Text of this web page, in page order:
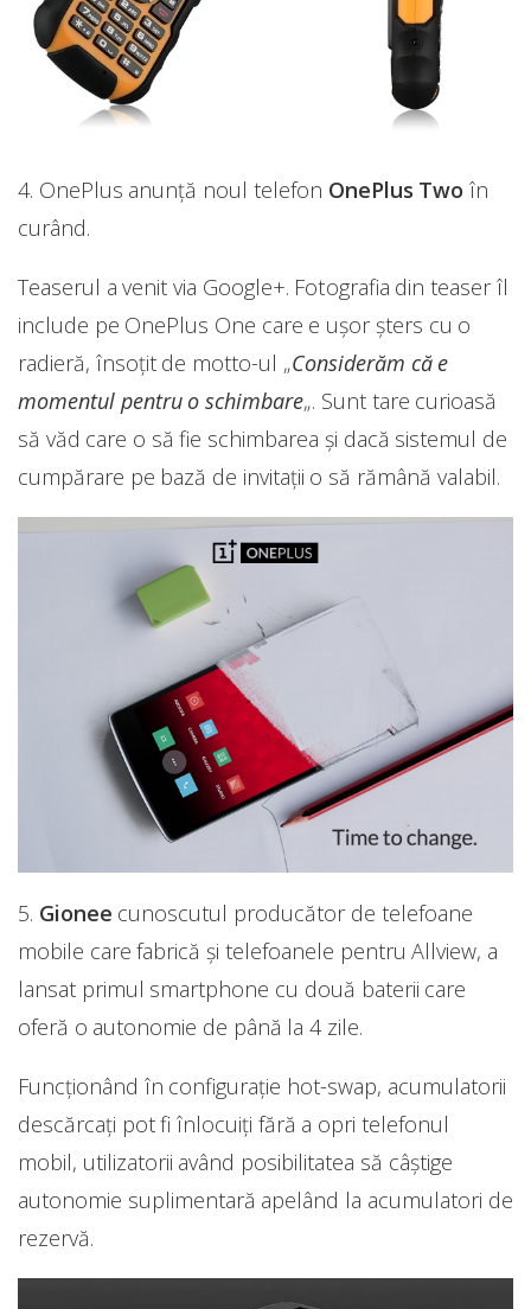
4. OnePlus anunță noul telefon OnePlus Two în
curând.
Teaserul a venit via Google+. Fotografia din teaser îl
include pe OnePlus One care e uşor şters cu o
radieră, însoţit de motto-ul „Considerăm că e
momentul pentru o schimbare„. Sunt tare curioasă
să văd care o să fie schimbarea și dacă sistemul de
cumpărare pe bază de invitații o să rămână valabil.
5. Gionee cunoscutul producător de telefoane
mobile care fabrică și telefoanele pentru Allview, a
lansat primul smartphone cu două baterii care
oferă o autonomie de până la 4 zile.
Funcţionând în configuraţie hot-swap, acumulatorii
descărcaţi pot fi înlocuiţi fără a opri telefonul
mobil, utilizatorii având posibilitatea să câştige
autonomie suplimentară apelând la acumulatori de
rezervă.